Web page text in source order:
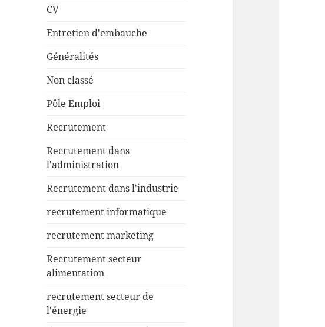
CV
Entretien d'embauche
Généralités
Non classé
Pôle Emploi
Recrutement
Recrutement dans
l'administration
Recrutement dans l'industrie
recrutement informatique
recrutement marketing
Recrutement secteur
alimentation
recrutement secteur de
l'énergie